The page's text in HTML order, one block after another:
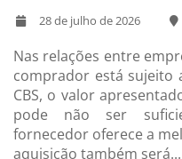
28 de julho de 2026
Nas relações entre
comprador está sujeito
CBS, o valor
pode não ser
fornecedor oferece a
aquisição também será...